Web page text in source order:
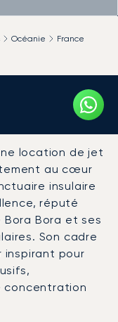
Océanie France
depuis et
location de jet
au cœur
insulaire
réputé
Bora Bora et ses
Son cadre
inspirant pour
concentration